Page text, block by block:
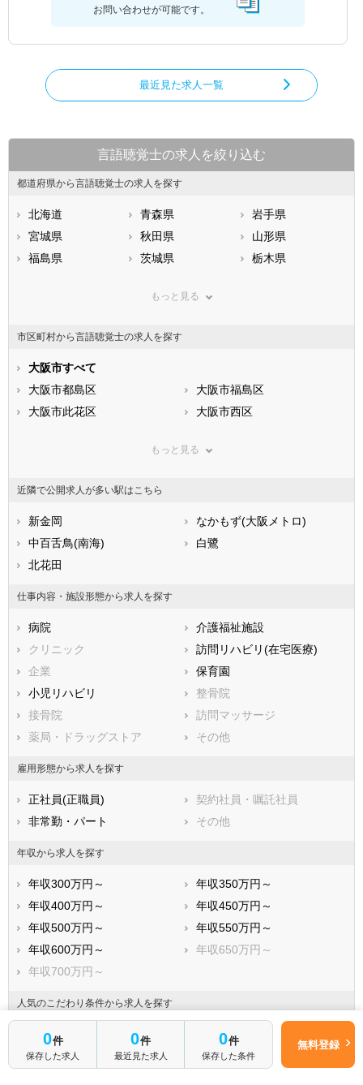
お問い合わせが可能です。
最近見た求人一覧
0件
保存した求人
0件
最近見た求人
0件
保存した条件
無料登録
言語聴覚士の求人を絞り込む
都道府県から言語聴覚士の求人を探す
北海道 青森県
岩手県
宮城県
秋田県
山形県
福島県
茨城県
栃木県
神奈川県
石川県
福井県
静岡県
滋賀県
大阪府
兵庫県
和歌山県
山口県
福岡県
佐賀県
熊本県
宮崎県
鹿児島県
もっと見る
市区町村から言語聴覚士の求人を探す
大阪市すべて
大阪市都島区
大阪市福島区
大阪市此花区
大阪市西区
大阪市浪速区
大阪市東成区
大阪市旭区
大阪市城東区
大阪市阿倍野区
大阪市住吉区
大阪市東住吉区
大阪市北区
大阪市中央区
堺市すべて
堺市堺区
堺市中区
堺市東区
堺市西区
堺市南区
堺市北区
堺市美原区
市部
池田市
吹田市
泉大津市
高槻市
貝塚市
八尾市
泉佐野市
富田林市
寝屋川市
河内長野市
松原市
大東市
和泉市
箕面市
羽曳野市
摂津市
高石市
藤井寺市
東大阪市
泉南市
四條畷市
もっと見る
近隣で公開求人が多い駅はこちら
新金岡
なかもず(大阪メトロ)
中百舌鳥(南海)
白鷺
北花田
仕事内容・施設形態から求人を探す
病院
介護福祉施設
クリニック
訪問リハビリ(在宅医療)
企業
保育園
小児リハビリ
整骨院
接骨院
訪問マッサージ
薬局・ドラッグストア
その他
雇用形態から求人を探す
正社員(正職員)
契約社員・嘱託社員
非常勤・パート
その他
年収から求人を探す
年収300万円～
年収350万円～
年収400万円～
年収450万円～
年収500万円～
年収550万円～
年収600万円～
年収650万円～
年収700万円～
人気のこだわり条件から求人を探す
管理職求人
駅から徒歩5分以内
駅から徒歩10分以内
車通勤可